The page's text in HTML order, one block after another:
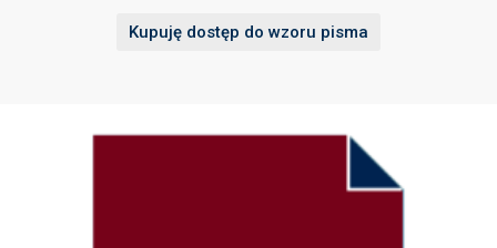
Kupuję dostęp do wzoru pisma